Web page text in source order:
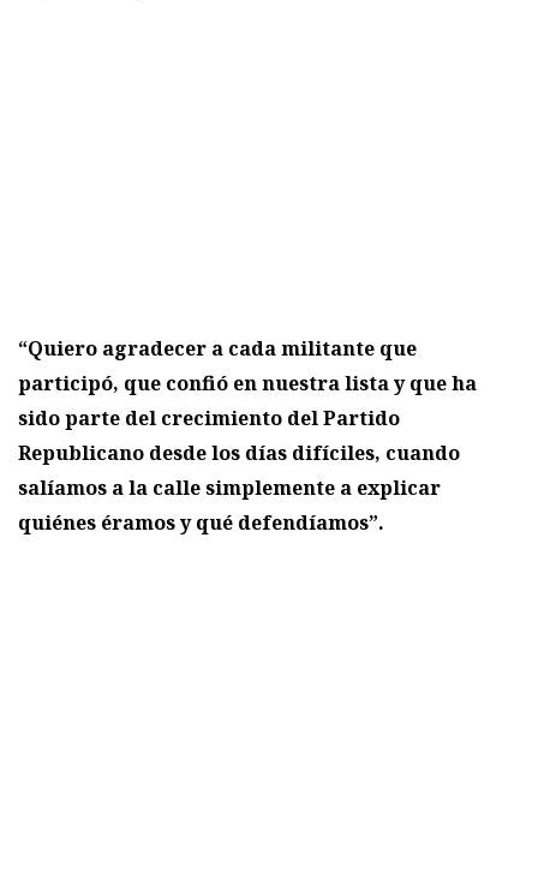
“Quiero agradecer a cada militante que
participó, que confió en nuestra lista y que ha
sido parte del crecimiento del Partido
Republicano desde los días difíciles, cuando
salíamos a la calle simplemente a explicar
quiénes éramos y qué defendíamos”.